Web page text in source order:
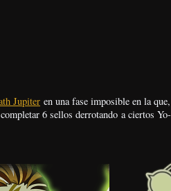
Jupiter en una fase imposible en la
6 sellos derrotando a ciertos